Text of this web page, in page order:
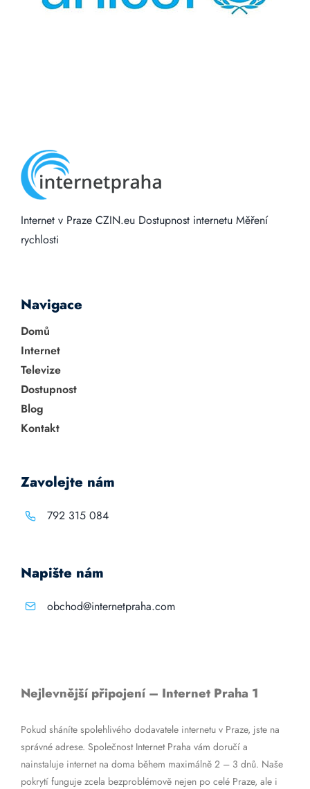
Internet v Praze CZIN.eu Dostupnost internetu Měření
rychlosti
Navigace
Domů
Internet
Televize
Dostupnost
Blog
Kontakt
Zavolejte nám
792 315 084
Napište nám
obchod@internetpraha.com
Nejlevnější připojení – Internet Praha 1
Pokud sháníte spolehlivého dodavatele internetu v Praze, jste na
správné adrese. Společnost Internet Praha vám doručí a
nainstaluje internet na doma během maximálně 2 – 3 dnů. Naše
pokrytí funguje zcela bezproblémově nejen po celé Praze, ale i